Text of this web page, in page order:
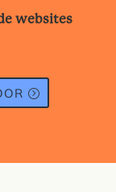
websites